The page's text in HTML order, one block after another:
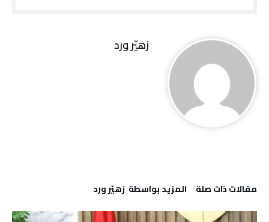
زهيّر‭ ‬ورد
‫مقالات ذات صلة‬ ‫‫المزيد بواسطة‬ ‬ زهيّر‭ ‬ورد